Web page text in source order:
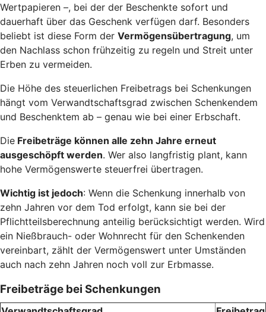
Wertpapieren –, bei der der Beschenkte sofort und
dauerhaft über das Geschenk verfügen darf. Besonders
beliebt ist diese Form der Vermögensübertragung, um
den Nachlass schon frühzeitig zu regeln und Streit unter
Erben zu vermeiden.
Die Höhe des steuerlichen Freibetrags bei Schenkungen
hängt vom Verwandtschaftsgrad zwischen Schenkendem
und Beschenktem ab – genau wie bei einer Erbschaft.
Die Freibeträge können alle zehn Jahre erneut
ausgeschöpft werden. Wer also langfristig plant, kann
hohe Vermögenswerte steuerfrei übertragen.
Wichtig ist jedoch: Wenn die Schenkung innerhalb von
zehn Jahren vor dem Tod erfolgt, kann sie bei der
Pflichtteilsberechnung anteilig berücksichtigt werden. Wird
ein Nießbrauch- oder Wohnrecht für den Schenkenden
vereinbart, zählt der Vermögenswert unter Umständen
auch nach zehn Jahren noch voll zur Erbmasse.
Freibeträge bei Schenkungen